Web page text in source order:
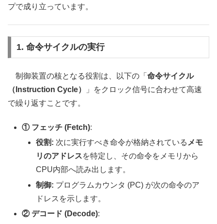
プで成り立っています。
1. 命令サイクルの実行
制御装置の核となる役割は、以下の「 命令サイクル
（Instruction Cycle）
」をクロック信号に合わせて高速
で繰り返すことです。
① フェッチ (Fetch):
役割: 次に実行すべき命令が格納されているメモ
リのアドレスを特定し、その命令をメモリから
CPU内部へ読み出します。
制御: プログラムカウンタ (PC) が次の命令のア
ドレスを示します。
② デコード (Decode):